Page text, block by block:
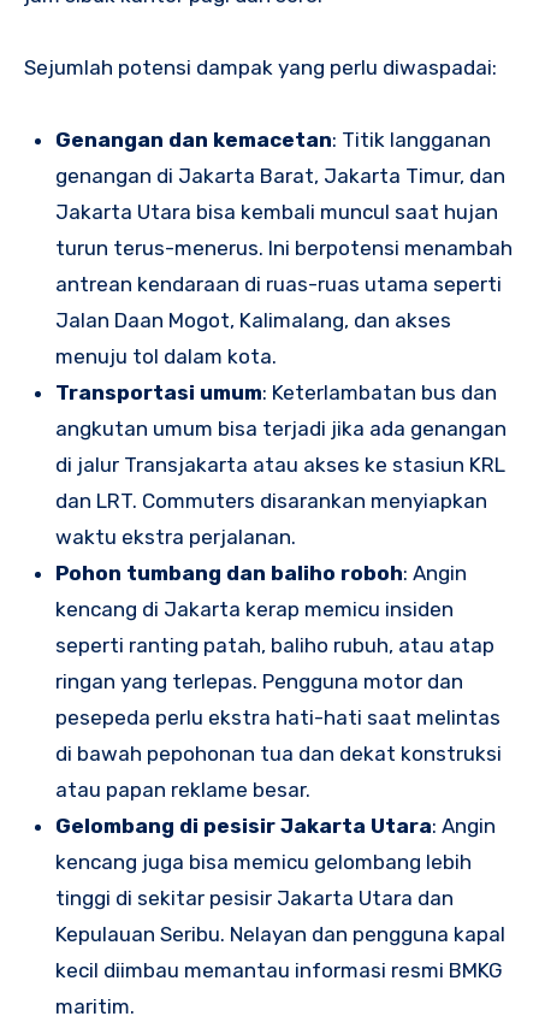
Sejumlah potensi dampak yang perlu diwaspadai:
Genangan dan kemacetan: Titik langganan
genangan di Jakarta Barat, Jakarta Timur, dan
Jakarta Utara bisa kembali muncul saat hujan
turun terus-menerus. Ini berpotensi menambah
antrean kendaraan di ruas-ruas utama seperti
Jalan Daan Mogot, Kalimalang, dan akses
menuju tol dalam kota.
Transportasi umum: Keterlambatan bus dan
angkutan umum bisa terjadi jika ada genangan
di jalur Transjakarta atau akses ke stasiun KRL
dan LRT. Commuters disarankan menyiapkan
waktu ekstra perjalanan.
Pohon tumbang dan baliho roboh: Angin
kencang di Jakarta kerap memicu insiden
seperti ranting patah, baliho rubuh, atau atap
ringan yang terlepas. Pengguna motor dan
pesepeda perlu ekstra hati-hati saat melintas
di bawah pepohonan tua dan dekat konstruksi
atau papan reklame besar.
Gelombang di pesisir Jakarta Utara: Angin
kencang juga bisa memicu gelombang lebih
tinggi di sekitar pesisir Jakarta Utara dan
Kepulauan Seribu. Nelayan dan pengguna kapal
kecil diimbau memantau informasi resmi BMKG
maritim.